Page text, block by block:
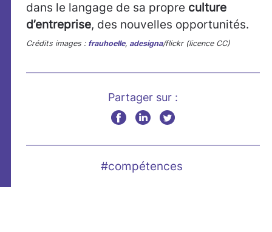
dans le langage de sa propre culture
d’entreprise, des nouvelles opportunités.
Crédits images : frauhoelle, adesigna/flickr (licence CC)
Partager sur :
#compétences